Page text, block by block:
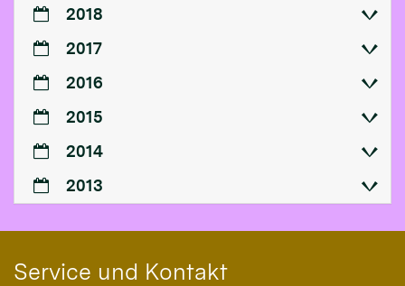
2018
2017
2016
2015
2014
2013
Service und Kontakt